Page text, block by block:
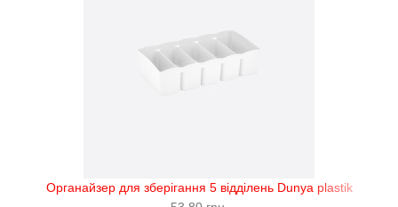
Органайзер для зберігання 5 відділень Dunya plastik